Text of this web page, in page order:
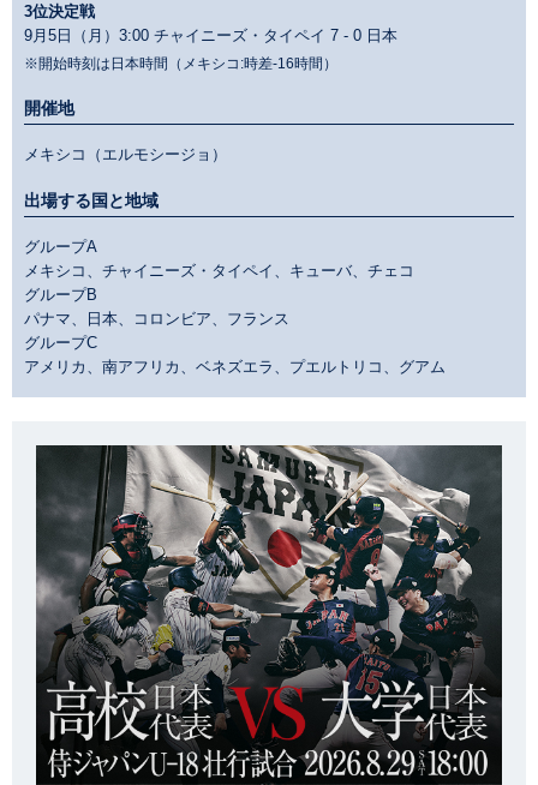
3位決定戦
9月5日（月）3:00 チャイニーズ・タイペイ 7 - 0 日本
※開始時刻は日本時間（メキシコ:時差-16時間）
開催地
メキシコ（エルモシージョ）
出場する国と地域
グループA
メキシコ、チャイニーズ・タイペイ、キューバ、チェコ
グループB
パナマ、日本、コロンビア、フランス
グループC
アメリカ、南アフリカ、ベネズエラ、プエルトリコ、グアム